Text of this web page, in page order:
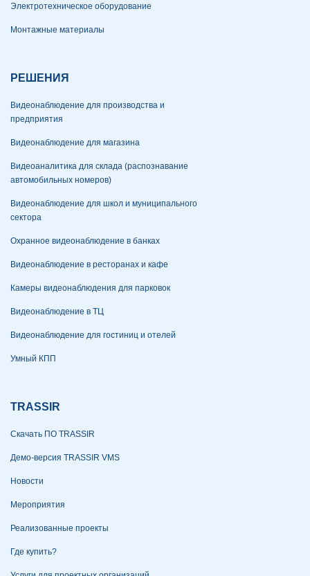
Электротехническое оборудование
Монтажные материалы
РЕШЕНИЯ
Видеонаблюдение для производства и
предприятия
Видеонаблюдение для магазина
Видеоаналитика для склада (распознавание
автомобильных номеров)
Видеонаблюдение для школ и муниципального
сектора
Охранное видеонаблюдение в банках
Видеонаблюдение в ресторанах и кафе
Камеры видеонаблюдения для парковок
Видеонаблюдение в ТЦ
Видеонаблюдение для гостиниц и отелей
Умный КПП
TRASSIR
Скачать ПО TRASSIR
Демо-версия TRASSIR VMS
Новости
Мероприятия
Реализованные проекты
Где купить?